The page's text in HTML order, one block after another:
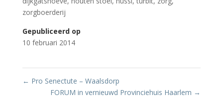
zorgboerderij
Gepubliceerd op
10 februari 2014
← Pro Senectute – Waalsdorp
FORUM in vernieuwd Provinciehuis Haarlem →